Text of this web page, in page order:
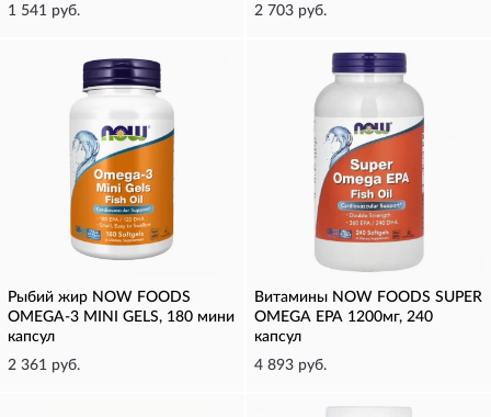
1 541 руб.
2 703 руб.
Рыбий жир NOW FOODS
OMEGA-3 MINI GELS, 180 мини
капсул
2 361 руб.
Витамины NOW FOODS SUPER
OMEGA EPA 1200мг, 240
капсул
4 893 руб.